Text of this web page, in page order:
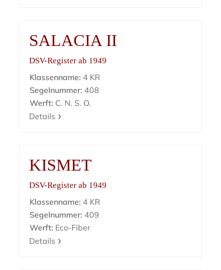
SALACIA II
DSV-Register ab 1949
Klassenname: 4 KR
Segelnummer: 408
Werft: C. N. S. O.
Details
KISMET
DSV-Register ab 1949
Klassenname: 4 KR
Segelnummer: 409
Werft: Eco-Fiber
Details